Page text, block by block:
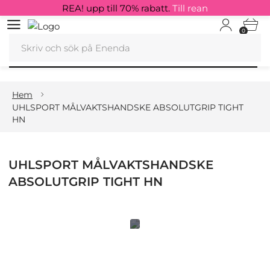
0
REA! upp till 70% rabatt. Till rean
Hem
UHLSPORT MÅLVAKTSHANDSKE ABSOLUTGRIP TIGHT
HN
UHLSPORT MÅLVAKTSHANDSKE
ABSOLUTGRIP TIGHT HN